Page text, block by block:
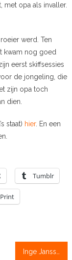
met opa als invaller.
werd. Ten
kwam nog goed
eerst skiffsessies
de jongeling, die
zijn opa toch
dien.
staat) hier. En een
Tumblr
Print